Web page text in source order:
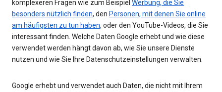
komplexeren Fragen wie zum Beispiel Werbung, die Sie
besonders nützlich finden, den Personen, mit denen Sie online
am häufigsten zu tun haben, oder den YouTube-Videos, die Sie
interessant finden. Welche Daten Google erhebt und wie diese
verwendet werden hängt davon ab, wie Sie unsere Dienste
nutzen und wie Sie Ihre Datenschutzeinstellungen verwalten.
Google erhebt und verwendet auch Daten, die nicht mit Ihrem